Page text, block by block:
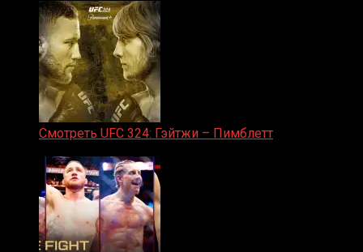
Смотреть UFC 324: Гэйтжи – Пимблетт